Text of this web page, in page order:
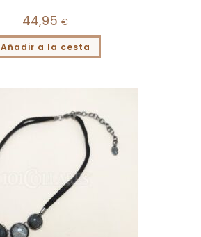
44,95 €
Añadir a la cesta